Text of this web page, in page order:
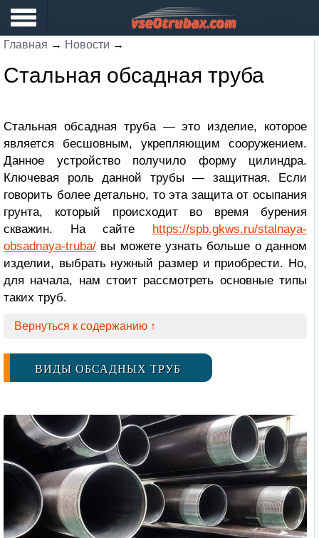
Главная → Новости →
Стальная обсадная труба
Стальная обсадная труба — это изделие, которое
является бесшовным, укрепляющим сооружением.
Данное устройство получило форму цилиндра.
Ключевая роль данной трубы — защитная. Если
говорить более детально, то эта защита от осыпания
грунта, который происходит во время бурения
скважин. На сайте https://spb.gkws.ru/stalnaya-
obsadnaya-truba/ вы можете узнать больше о данном
изделии, выбрать нужный размер и приобрести. Но,
для начала, нам стоит рассмотреть основные типы
таких труб.
Вернуться к содержанию ↑
ВИДЫ ОБСАДНЫХ ТРУБ